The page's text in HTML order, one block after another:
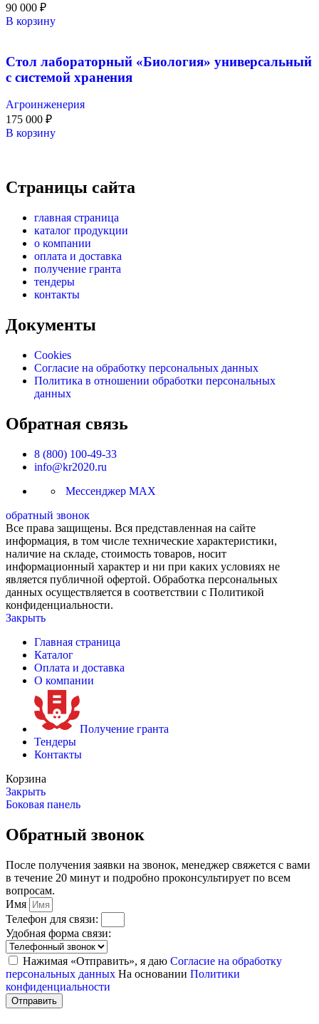
90 000 ₽
В корзину
Стол лабораторный «Биология» универсальный
с системой хранения
Агроинженерия
175 000 ₽
В корзину
Страницы сайта
главная страница
каталог продукции
о компании
оплата и доставка
получение гранта
тендеры
контакты
Документы
Cookies
Согласие на обработку персональных данных
Политика в отношении обработки персональных
данных
Обратная связь
8 (800) 100-49-33
info@kr2020.ru
Мессенджер MAX
обратный звонок
Все права защищены. Вся представленная на сайте
информация, в том числе технические характеристики,
наличие на складе, стоимость товаров, носит
информационный характер и ни при каких условиях не
является публичной офертой. Обработка персональных
данных осуществляется в соответствии с Политикой
конфиденциальности.
Закрыть
Главная страница
Каталог
Оплата и доставка
О компании
Получение гранта
Тендеры
Контакты
Корзина
Закрыть
Боковая панель
Обратный звонок
После получения заявки на звонок, менеджер свяжется с вами
в течение 20 минут и подробно проконсультирует по всем
вопросам.
Имя
Телефон для связи:
Удобная форма связи:
Нажимая «Отправить», я даю Согласие на обработку
персональных данных На основании Политики
конфиденциальности
Отправить